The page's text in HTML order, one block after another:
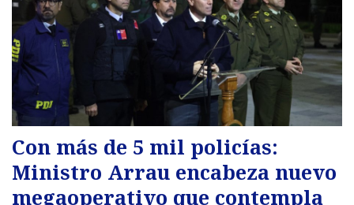
Con más de 5 mil policías:
Ministro Arrau encabeza nuevo
megaoperativo que contempla